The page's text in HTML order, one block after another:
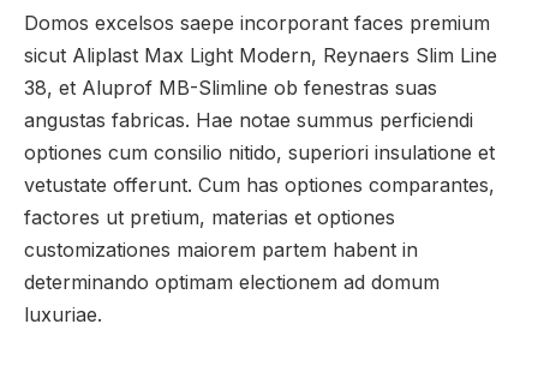
Domos excelsos saepe incorporant faces premium
sicut Aliplast Max Light Modern, Reynaers Slim Line
38, et Aluprof MB-Slimline ob fenestras suas
angustas fabricas. Hae notae summus perficiendi
optiones cum consilio nitido, superiori insulatione et
vetustate offerunt. Cum has optiones comparantes,
factores ut pretium, materias et optiones
customizationes maiorem partem habent in
determinando optimam electionem ad domum
luxuriae.